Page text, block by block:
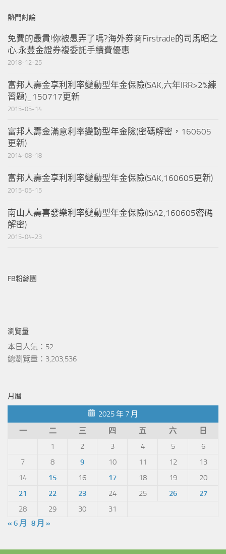
熱門討論
免費的最貴!你被愚弄了嗎?海外券商Firstrade的司馬昭之
心,永豐金證券複委託手續費優惠
2018-12-25
富邦人壽金享利利率變動型年金保險(SAK,六年IRR>2%練
習題)_150717更新
2015-05-14
富邦人壽金滿意利率變動型年金險(密碼解密，160605
更新)
2014-08-18
富邦人壽金享利利率變動型年金保險(SAK,160605更新)
2015-05-15
南山人壽喜發樂利率變動型年金保險(ISA2,160605密碼
解密)
2015-04-23
FB粉絲團
瀏覽量
本日人氣：52
總瀏覽量：3,203,536
月曆
2025 年 7 月
一
二 三 四 五 六
日
1
2 3 4 5
6
7
8 9 10 11 12
13
14
15 16 17 18 19
20
21
22 23 24 25 26
27
28
29 30
31
« 6 月
8 月 »